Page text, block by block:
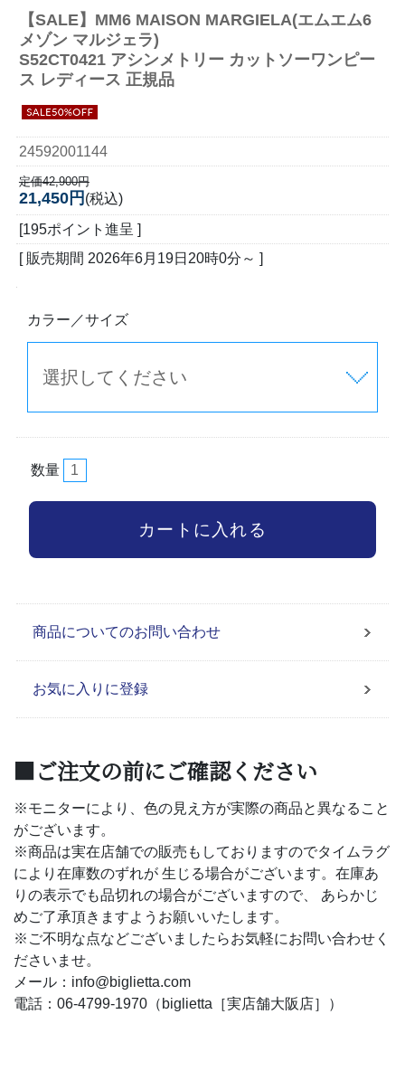
【SALE】 MM6 MAISON MARGIELA(エムエム6
メゾン マルジェラ)
S52CT0421 アシンメトリー カットソーワンピー
ス レディース 正規品
24592001144
定価42,900円
21,450円 (税込)
[195ポイント進呈 ]
[ 販売期間 2026年6月19日20時0分 ～ ]
カラー／サイズ
数量
商品についてのお問い合わせ
お気に入りに登録
■ご注文の前にご確認ください
※モニターにより、色の見え方が実際の商品と異なること
がございます。
※商品は実在店舗での販売もしておりますのでタイムラグ
により在庫数のずれが 生じる場合がございます。在庫あ
りの表示でも品切れの場合がございますので、 あらかじ
めご了承頂きますようお願いいたします。
※ご不明な点などございましたらお気軽にお問い合わせく
ださいませ。
メール：info@biglietta.com
電話：06-4799-1970（biglietta［実店舗大阪店］）